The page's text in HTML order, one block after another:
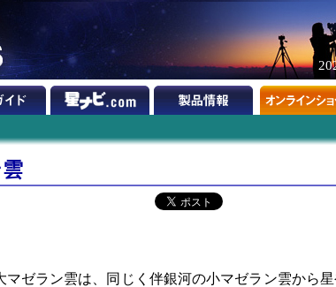
ゼラン雲は、同じく伴銀河の小マゼラン雲から